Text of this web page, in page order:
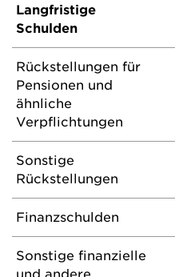
Langfristige
Schulden
Rückstellungen für
Pensionen und
ähnliche
Verpflichtungen
Sonstige
Rückstellungen
Finanzschulden
Sonstige finanzielle